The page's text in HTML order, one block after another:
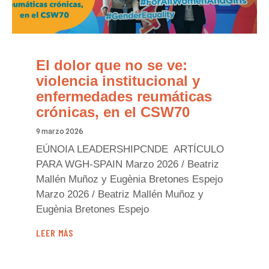
El dolor que no se ve:
violencia institucional y
enfermedades reumáticas
crónicas, en el CSW70
9 marzo 2026
EÚNOIA LEADERSHIPCNDE ARTÍCULO
PARA WGH-SPAIN Marzo 2026 / Beatriz
Mallén Muñoz y Eugènia Bretones Espejo
Marzo 2026 / Beatriz Mallén Muñoz y
Eugènia Bretones Espejo
LEER MÁS